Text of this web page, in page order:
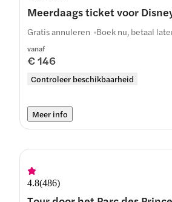
Meerdaags ticket voor
vanaf
€ 146
Controleer beschikbaarheid
Gratis annuleren Boek nu, betaal
Meer info
4.8(486)